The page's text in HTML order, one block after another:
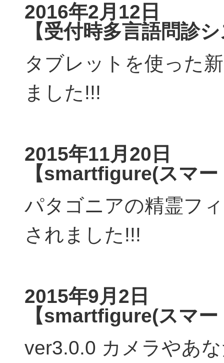
2016年2月12日
【受付時多言語問診
タブレットを使った
ました!!!
2015年11月20日
【smartfigure(スマ
パタゴニアの精霊フ
されました!!!
2015年9月2日
【smartfigure(スマ
ver3.0.0 カメラやあ